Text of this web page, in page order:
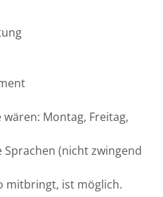
Montag, Freitag,
Sprachen (nicht zwingend
mitbringt, ist möglich.